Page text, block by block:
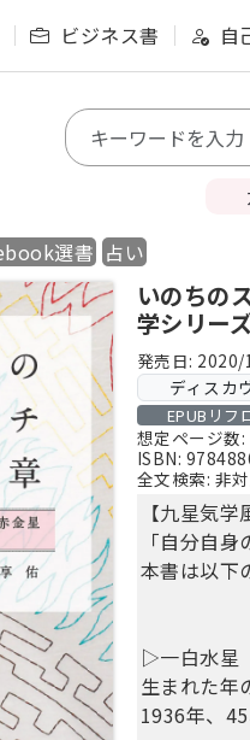
ビジネス書 自
選書 占い
いのちの
学シリー
発売日:
ディスカ
EPUBリフ
想定ページ数
ISBN:
全文検索: 非
【九星気
「自分自
本書は以下
▷一白水星
生まれた年
1936年、